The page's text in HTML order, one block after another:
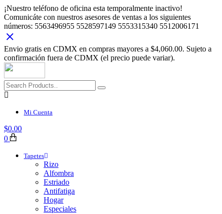
¡Nuestro teléfono de oficina esta temporalmente inactivo!
Comunicáte con nuestros asesores de ventas a los siguientes
números: 5563496955 5528597149 5553315340 5512006171
Envio gratis en CDMX en compras mayores a $4,060.00. Sujeto a
confirmación fuera de CDMX (el precio puede variar).
Mi Cuenta
$0.00
0
Tapetes
Rizo
Alfombra
Estriado
Antifatiga
Hogar
Especiales